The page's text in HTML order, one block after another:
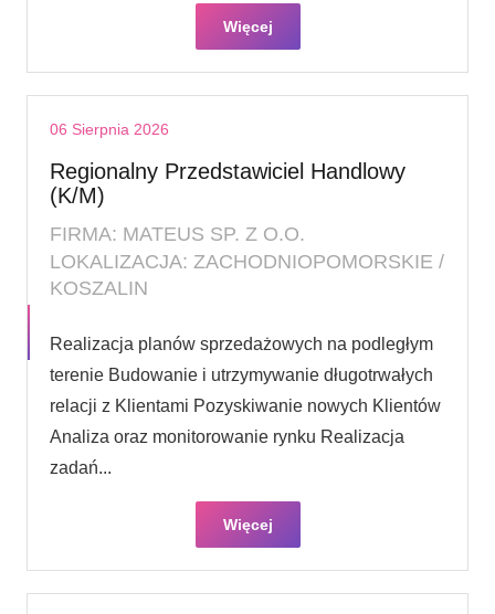
Więcej
06 Sierpnia 2026
Regionalny Przedstawiciel Handlowy
(K/M)
FIRMA: MATEUS SP. Z O.O.
LOKALIZACJA: ZACHODNIOPOMORSKIE /
KOSZALIN
Realizacja planów sprzedażowych na podległym
terenie Budowanie i utrzymywanie długotrwałych
relacji z Klientami Pozyskiwanie nowych Klientów
Analiza oraz monitorowanie rynku Realizacja
zadań...
Więcej